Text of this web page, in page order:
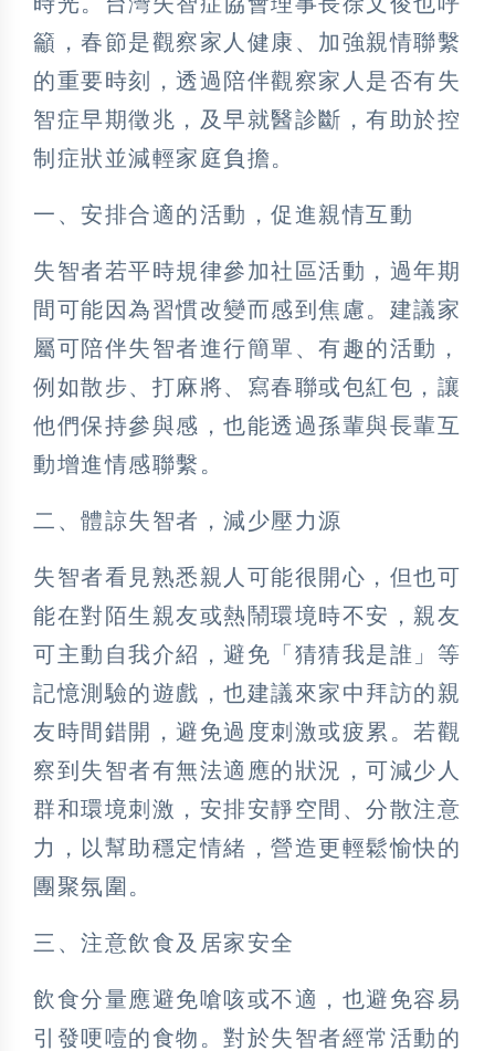
籲，春節是觀察家人健康、加強親情聯繫
的重要時刻，透過陪伴觀察家人是否有失
智症早期徵兆，及早就醫診斷，有助於控
制症狀並減輕家庭負擔。
一、安排合適的活動，促進親情互動
失智者若平時規律參加社區活動，過年期
間可能因為習慣改變而感到焦慮。建議家
屬可陪伴失智者進行簡單、有趣的活動，
例如散步、打麻將、寫春聯或包紅包，讓
他們保持參與感，也能透過孫輩與長輩互
動增進情感聯繫。
二、體諒失智者，減少壓力源
失智者看見熟悉親人可能很開心，但也可
能在對陌生親友或熱鬧環境時不安，親友
可主動自我介紹，避免「猜猜我是誰」等
記憶測驗的遊戲，也建議來家中拜訪的親
友時間錯開，避免過度刺激或疲累。若觀
察到失智者有無法適應的狀況，可減少人
群和環境刺激，安排安靜空間、分散注意
力，以幫助穩定情緒，營造更輕鬆愉快的
團聚氛圍。
三、注意飲食及居家安全
飲食分量應避免嗆咳或不適，也避免容易
引發哽噎的食物。對於失智者經常活動的